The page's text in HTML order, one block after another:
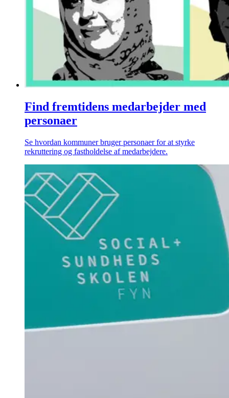
Find fremtidens medarbejder med
personaer
Se hvordan kommuner bruger personaer for at styrke
rekruttering og fastholdelse af medarbejdere.